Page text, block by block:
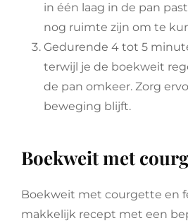
in één laag in de pan
nog ruimte zijn om te
Gedurende 4 tot 5
terwijl je de boekweit
de pan omkeer. Zorg
beweging blijft.
Boekweit met
Boekweit met courgette en
makkelijk recept met een